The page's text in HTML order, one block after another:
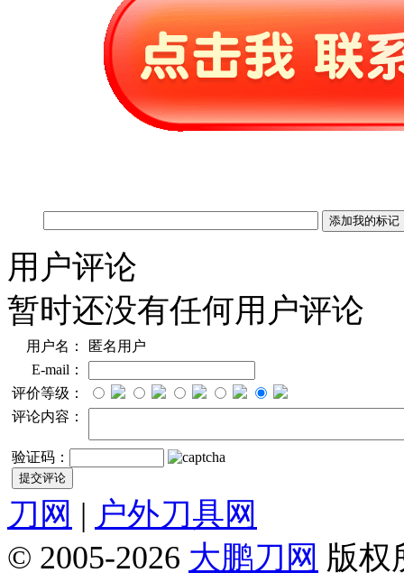
用户评论
暂时还没有任何用户评论
用户名：
匿名用户
E-mail：
评价等级：
评论内容：
验证码：
刀网 | 户外刀具网
© 2005-2026 大鹏刀网 版权